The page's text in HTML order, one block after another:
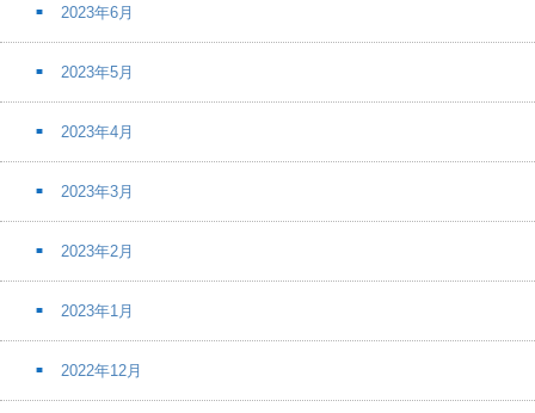
2023年6月
2023年5月
2023年4月
2023年3月
2023年2月
2023年1月
2022年12月